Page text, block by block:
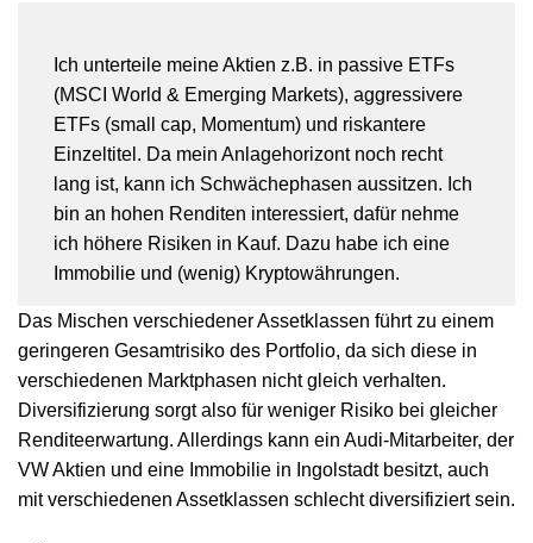
Ich unterteile meine Aktien z.B. in passive ETFs
(MSCI World & Emerging Markets), aggressivere
ETFs (small cap, Momentum) und riskantere
Einzeltitel. Da mein Anlagehorizont noch recht
lang ist, kann ich Schwächephasen aussitzen. Ich
bin an hohen Renditen interessiert, dafür nehme
ich höhere Risiken in Kauf. Dazu habe ich eine
Immobilie und (wenig) Kryptowährungen.
Das Mischen verschiedener Assetklassen führt zu einem
geringeren Gesamtrisiko des Portfolio, da sich diese in
verschiedenen Marktphasen nicht gleich verhalten.
Diversifizierung sorgt also für weniger Risiko bei gleicher
Renditeerwartung. Allerdings kann ein Audi-Mitarbeiter, der
VW Aktien und eine Immobilie in Ingolstadt besitzt, auch
mit verschiedenen Assetklassen schlecht diversifiziert sein.